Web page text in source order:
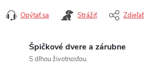
Opýtať sa Strážiť Zdieľať
Špičkové dvere a zárubne
S dlhou životnosťou.